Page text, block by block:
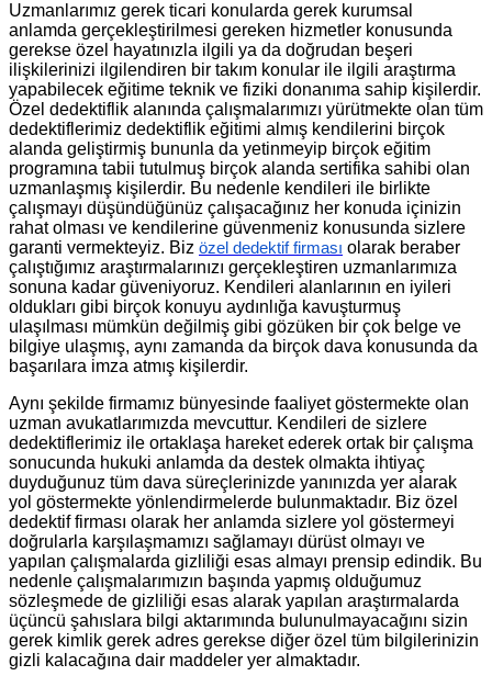
Uzmanlarımız gerek ticari konularda gerek kurumsal
anlamda gerçekleştirilmesi gereken hizmetler konusunda
gerekse özel hayatınızla ilgili ya da doğrudan beşeri
ilişkilerinizi ilgilendiren bir takım konular ile ilgili araştırma
yapabilecek eğitime teknik ve fiziki donanıma sahip kişilerdir.
Özel dedektiflik alanında çalışmalarımızı yürütmekte olan tüm
dedektiflerimiz dedektiflik eğitimi almış kendilerini birçok
alanda geliştirmiş bununla da yetinmeyip birçok eğitim
programına tabii tutulmuş birçok alanda sertifika sahibi olan
uzmanlaşmış kişilerdir. Bu nedenle kendileri ile birlikte
çalışmayı düşündüğünüz çalışacağınız her konuda içinizin
rahat olması ve kendilerine güvenmeniz konusunda sizlere
garanti vermekteyiz. Biz özel dedektif firması olarak beraber
çalıştığımız araştırmalarınızı gerçekleştiren uzmanlarımıza
sonuna kadar güveniyoruz. Kendileri alanlarının en iyileri
oldukları gibi birçok konuyu aydınlığa kavuşturmuş
ulaşılması mümkün değilmiş gibi gözüken bir çok belge ve
bilgiye ulaşmış, aynı zamanda da birçok dava konusunda da
başarılara imza atmış kişilerdir.
Aynı şekilde firmamız bünyesinde faaliyet göstermekte olan
uzman avukatlarımızda mevcuttur. Kendileri de sizlere
dedektiflerimiz ile ortaklaşa hareket ederek ortak bir çalışma
sonucunda hukuki anlamda da destek olmakta ihtiyaç
duyduğunuz tüm dava süreçlerinizde yanınızda yer alarak
yol göstermekte yönlendirmelerde bulunmaktadır. Biz özel
dedektif firması olarak her anlamda sizlere yol göstermeyi
doğrularla karşılaşmamızı sağlamayı dürüst olmayı ve
yapılan çalışmalarda gizliliği esas almayı prensip edindik. Bu
nedenle çalışmalarımızın başında yapmış olduğumuz
sözleşmede de gizliliği esas alarak yapılan araştırmalarda
üçüncü şahıslara bilgi aktarımında bulunulmayacağını sizin
gerek kimlik gerek adres gerekse diğer özel tüm bilgilerinizin
gizli kalacağına dair maddeler yer almaktadır.